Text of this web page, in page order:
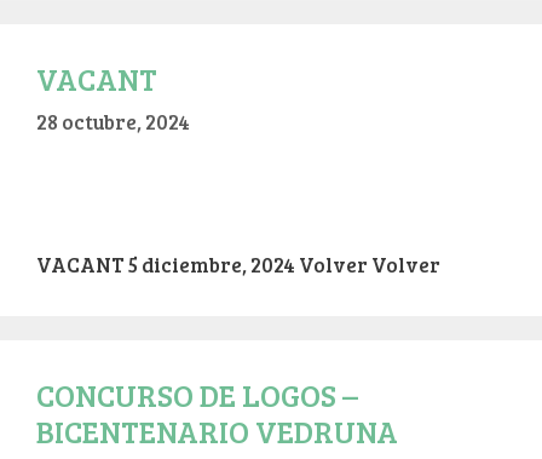
VACANT
28 octubre, 2024
VACANT 5 diciembre, 2024 Volver Volver
CONCURSO DE LOGOS –
BICENTENARIO VEDRUNA